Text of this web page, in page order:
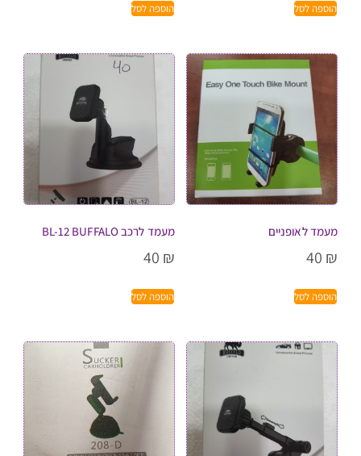
הוספה לסל הוספה לסל
מעמד לאופניים
40 ₪
הוספה לסל
מעמד לרכב BL-12 BUFFALO
40 ₪
הוספה לסל